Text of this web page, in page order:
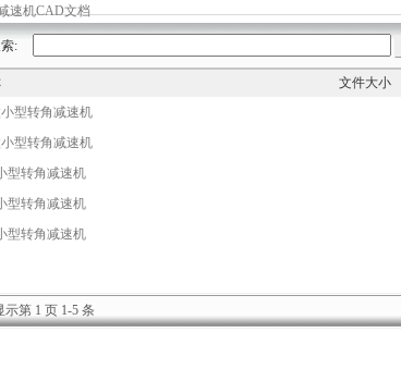
速机CAD文档
:
文件大小
小型转角减速机
小型转角减速机
型转角减速机
型转角减速机
型转角减速机
示第 1 页 1-5 条